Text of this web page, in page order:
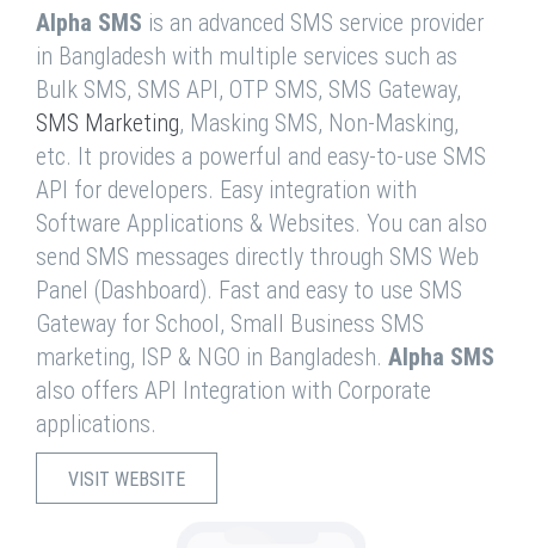
Alpha SMS is an advanced SMS service provider
in Bangladesh with multiple services such as
Bulk SMS, SMS API, OTP SMS, SMS Gateway,
SMS Marketing, Masking SMS, Non-Masking,
etc. It provides a powerful and easy-to-use SMS
API for developers. Easy integration with
Software Applications & Websites. You can also
send SMS messages directly through SMS Web
Panel (Dashboard). Fast and easy to use SMS
Gateway for School, Small Business SMS
marketing, ISP & NGO in Bangladesh. Alpha SMS
also offers API Integration with Corporate
applications.
VISIT WEBSITE